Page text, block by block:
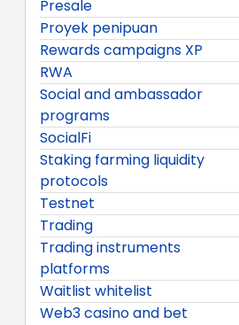
Presale
Proyek penipuan
Rewards campaigns XP
RWA
Social and ambassador
programs
SocialFi
Staking farming liquidity
protocols
Testnet
Trading
Trading instruments
platforms
Waitlist whitelist
Web3 casino and bet